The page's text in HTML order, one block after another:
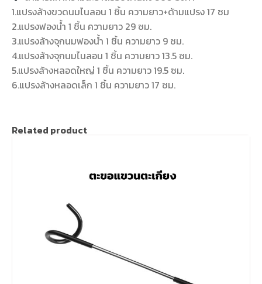
1.แปรงล้างขวดนมไนลอน 1 ชิ้น ความยาว+ด้ามแปรง 17 ซม
2.แปรงฟองน้ำ 1 ชิ้น ความยาว 29 ซม.
3.แปรงล้างจุกนมฟองน้ำ 1 ชิ้น ความยาว 9 ซม.
4.แปรงล้างจุกนมไนลอน 1 ชิ้น ความยาว 13.5 ซม.
5.แปรงล้างหลอดใหญ่ 1 ชิ้น ความยาว 19.5 ซม.
6.แปรงล้างหลอดเล็ก 1 ชิ้น ความยาว 17 ซม.
Related product